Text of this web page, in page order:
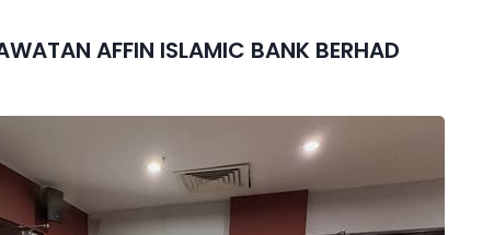
AFFIN ISLAMIC BANK BERHAD